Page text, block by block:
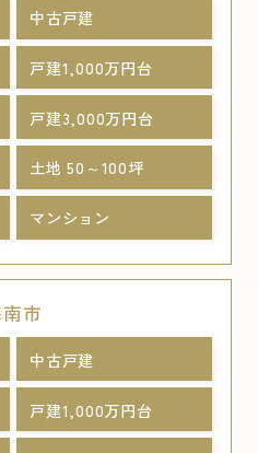
中古戸建
戸建1,000万円台
戸建3,000万円台
土地 50～100坪
マンション
市
中古戸建
戸建1,000万円台